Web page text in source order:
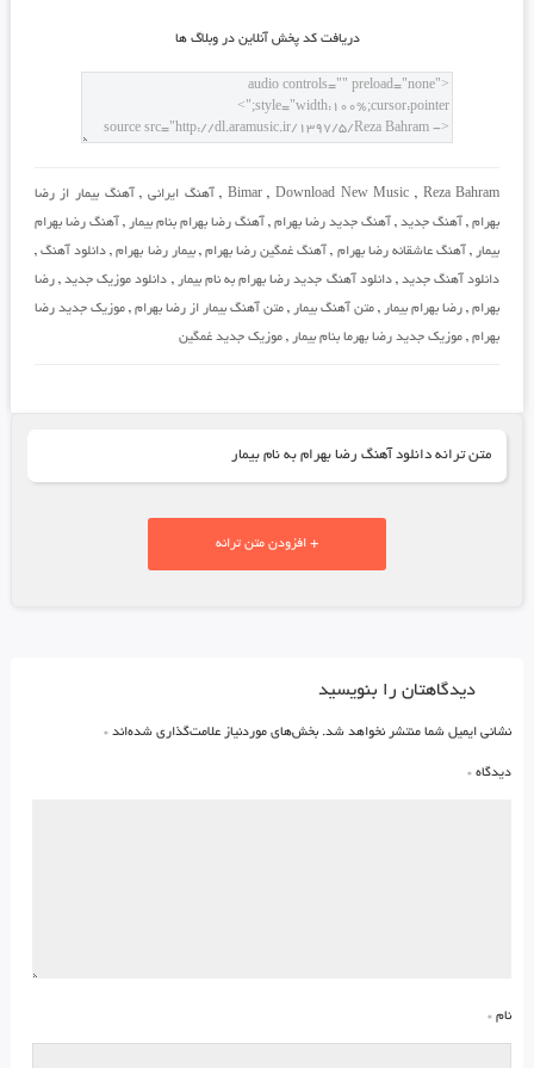
دريافت کد پخش آنلاين در وبلاگ ها
Bimar,Download New Music , Reza Bahram
, آهنگ ایرانی , آهنگ بیمار از رضا
بهرام, آهنگ جدید, آهنگ جدید رضا بهرام, آهنگ رضا بهرام بنام بیمار , آهنگ رضا بهرام
بیمار , آهنگ عاشقانه رضا بهرام , آهنگ غمگین رضا بهرام ,بیمار رضا بهرام, دانلود آهنگ,
دانلود آهنگ جدید ,دانلود آهنگ جدید رضا بهرام به نام بیمار , دانلود موزیک جدید,رضا
بهرام, رضا بهرام بیمار , متن آهنگ بیمار , متن آهنگ بیمار از رضا بهرام ,موزیک جدید رضا
بهرام, موزیک جدید رضا بهرما بنام بیمار , موزیک جدید غمگین
متن ترانه دانلود آهنگ رضا بهرام به نام بیمار
+ افزودن متن ترانه
دیدگاهتان را بنویسید
نشانی ایمیل شما منتشر نخواهد شد. بخش‌های موردنیاز علامت‌گذاری شده‌اند *
دیدگاه *
نام *